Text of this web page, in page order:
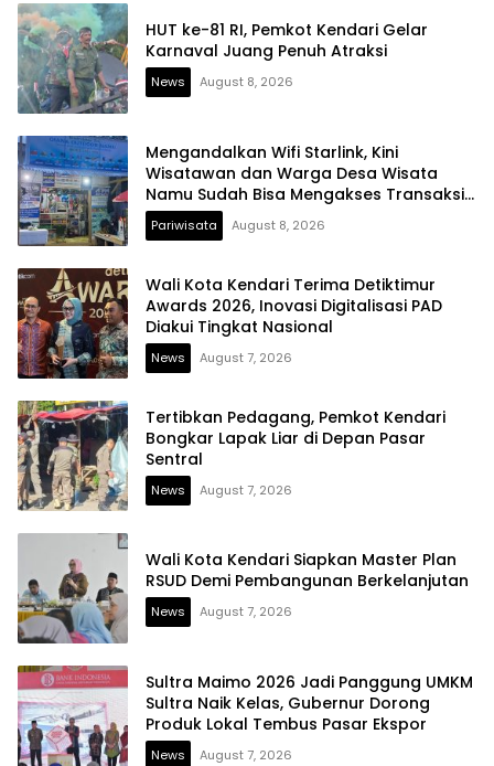
HUT ke-81 RI, Pemkot Kendari Gelar
Karnaval Juang Penuh Atraksi
News August 8, 2026
Mengandalkan Wifi Starlink, Kini
Wisatawan dan Warga Desa Wisata
Namu Sudah Bisa Mengakses Transaksi
Digital
Pariwisata August 8, 2026
Wali Kota Kendari Terima Detiktimur
Awards 2026, Inovasi Digitalisasi PAD
Diakui Tingkat Nasional
News August 7, 2026
Tertibkan Pedagang, Pemkot Kendari
Bongkar Lapak Liar di Depan Pasar
Sentral
News August 7, 2026
Wali Kota Kendari Siapkan Master Plan
RSUD Demi Pembangunan Berkelanjutan
News August 7, 2026
Sultra Maimo 2026 Jadi Panggung UMKM
Sultra Naik Kelas, Gubernur Dorong
Produk Lokal Tembus Pasar Ekspor
News August 7, 2026